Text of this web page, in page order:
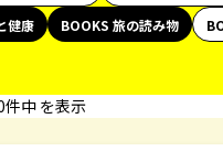
健康
BOOKS 旅の読み物
中 を表示